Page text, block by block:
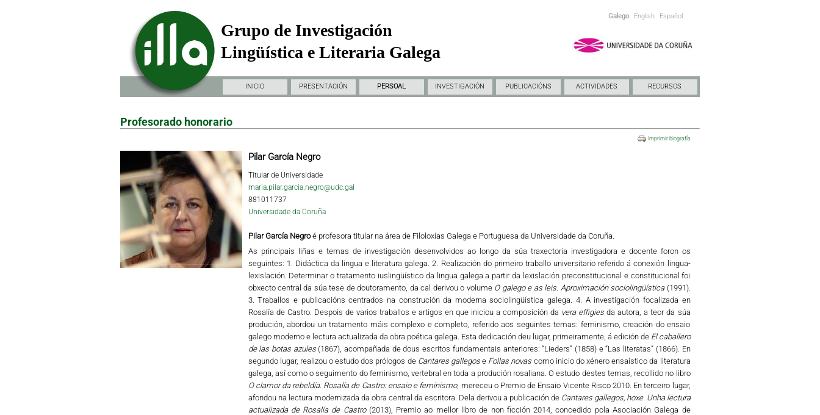
Galego English Español
Grupo de Investigación
Lingüística e Literaria Galega
INICIO PRESENTACIÓN PERSOAL INVESTIGACIÓN PUBLICACIÓNS ACTIVIDADES RECURSOS
Profesorado honorario
Pilar García Negro
Imprimir biografía
Titular de Universidade
maria.pilar.garcia.negro@udc.gal
881011737
Universidade da Coruña
Pilar García Negroé profesora titular na área de Filoloxías Galega e Portuguesa da Universidade da Coruña.
As principais liñas e temas de investigación desenvolvidos ao longo da súa traxectoria investigadora e docente foron os
seguintes: 1. Didáctica da lingua e literatura galega. 2. Realización do primeiro traballo universitario referido á conexión lingua-
lexislación. Determinar o tratamento iuslingüístico da lingua galega a partir da lexislación preconstitucional e constitucional foi
obxecto central da súa tese de doutoramento, da cal derivou o volume O galego e as leis. Aproximación sociolingüística(1991).
3. Traballos e publicacións centrados na construción da moderna sociolingüística galega. 4. A investigación focalizada en
Rosalía de Castro. Despois de varios traballos e artigos en que iniciou a composición da vera effigiesda autora, a teor da súa
produción, abordou un tratamento máis complexo e completo, referido aos seguintes temas: feminismo, creación do ensaio
galego moderno e lectura actualizada da obra poética galega. Esta dedicación deu lugar, primeiramente, á edición de El caballero
de las botas azules(1867), acompañada de dous escritos fundamentais anteriores: “Lieders” (1858) e “Las literatas” (1866). En
segundo lugar, realizou o estudo dos prólogos de Cantares gallegose Follas novas como inicio do xénero ensaístico da literatura
galega, así como o seguimento do feminismo, vertebral en toda a produción rosaliana. O estudo destes temas, recollido no libro
O clamor da rebeldía. Rosalía de Castro: ensaio e feminismo, mereceu o Premio de Ensaio Vicente Risco 2010. En terceiro lugar,
afondou na lectura modernizada da obra central da escritora. Dela derivou a publicación de Cantares gallegos, hoxe. Unha lectura
actualizada de Rosalía de Castro(2013), Premio ao mellor libro de non ficción 2014, concedido pola Asociación Galega de